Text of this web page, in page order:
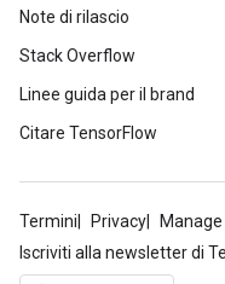
Note di rilascio
Stack Overflow
Linee guida per il brand
Citare TensorFlow
Termini Privacy
Iscriviti alla newsletter di